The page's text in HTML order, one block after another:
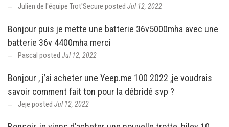
Julien de l'équipe Trot'Secure posted Jul 12, 2022
Bonjour puis je mette une batterie 36v5000mha avec une
batterie 36v 4400mha merci
Pascal posted Jul 12, 2022
Bonjour , j’ai acheter une Yeep.me 100 2022 ,je voudrais
savoir comment fait ton pour la débridé svp ?
Jeje posted Jul 12, 2022